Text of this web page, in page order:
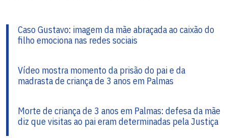
Caso Gustavo: imagem da mãe abraçada ao caixão do
filho emociona nas redes sociais
Vídeo mostra momento da prisão do pai e da
madrasta de criança de 3 anos em Palmas
Morte de criança de 3 anos em Palmas: defesa da mãe
diz que visitas ao pai eram determinadas pela Justiça